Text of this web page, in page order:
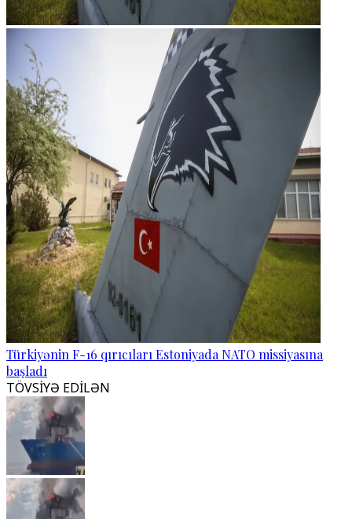
Türkiyənin F-16 qırıcıları Estoniyada NATO missiyasına
başladı
TÖVSİYƏ EDİLƏN